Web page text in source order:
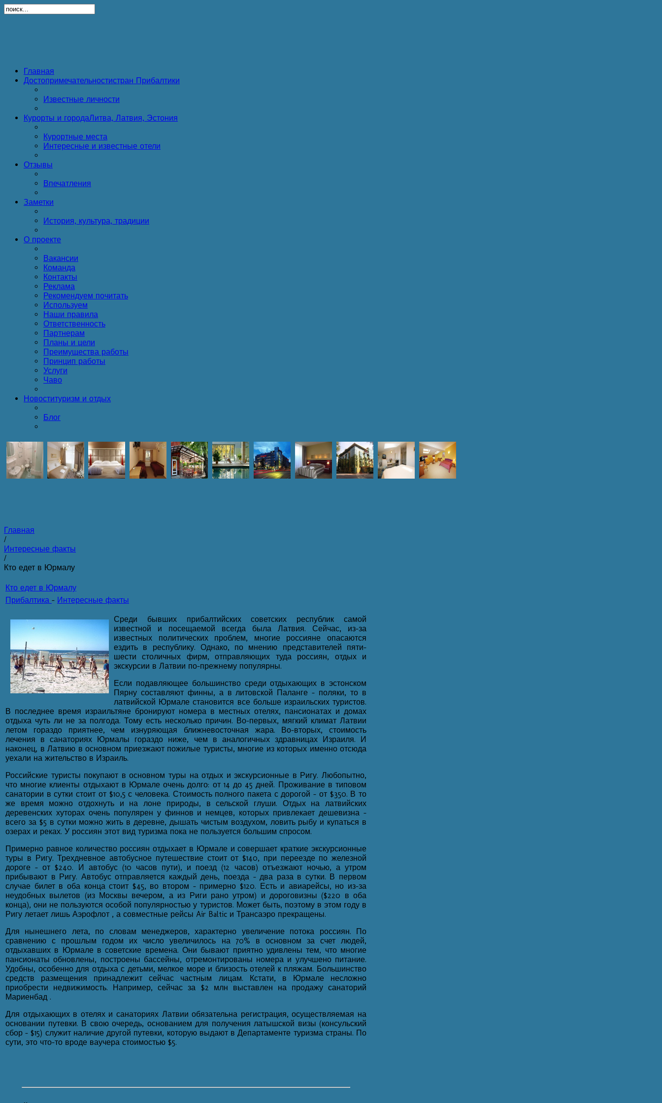
Главная
Достопримечательностистран Прибалтики
Известные личности
Курорты и городаЛитва, Латвия, Эстония
Курортные места
Интересные и известные отели
Отзывы
Впечатления
Заметки
История, культура, традиции
О проекте
Вакансии
Команда
Контакты
Реклама
Рекомендуем почитать
Используем
Наши правила
Ответственность
Партнерам
Планы и цели
Преимущества работы
Принцип работы
Услуги
Чаво
Новоституризм и отдых
Блог
Главная
/
Интересные факты
/
Кто едет в Юрмалу
Кто едет в Юрмалу
Прибалтика - Интересные факты
Среди бывших прибалтийских советских республик самой
известной и посещаемой всегда была Латвия. Сейчас, из-за
известных политических проблем, многие россияне опасаются
ездить в республику. Однако, по мнению представителей пяти-
шести столичных фирм, отправляющих туда россиян, отдых и
экскурсии в Латвии по-прежнему популярны.
Если подавляющее большинство среди отдыхающих в эстонском
Пярну составляют финны, а в литовской Паланге - поляки, то в
латвийской Юрмале становится все больше израильских туристов.
В последнее время израильтяне бронируют номера в местных отелях, пансионатах и домах
отдыха чуть ли не за полгода. Тому есть несколько причин. Во-первых, мягкий климат Латвии
летом гораздо приятнее, чем изнуряющая ближневосточная жара. Во-вторых, стоимость
лечения в санаториях Юрмалы гораздо ниже, чем в аналогичных здравницах Израиля. И
наконец, в Латвию в основном приезжают пожилые туристы, многие из которых именно отсюда
уехали на жительство в Израиль.
Российские туристы покупают в основном туры на отдых и экскурсионные в Ригу. Любопытно,
что многие клиенты отдыхают в Юрмале очень долго: от 14 до 45 дней. Проживание в типовом
санатории в сутки стоит от $10,5 с человека. Стоимость полного пакета с дорогой - от $350. В то
же время можно отдохнуть и на лоне природы, в сельской глуши. Отдых на латвийских
деревенских хуторах очень популярен у финнов и немцев, которых привлекает дешевизна -
всего за $5 в сутки можно жить в деревне, дышать чистым воздухом, ловить рыбу и купаться в
озерах и реках. У россиян этот вид туризма пока не пользуется большим спросом.
Примерно равное количество россиян отдыхает в Юрмале и совершает краткие экскурсионные
туры в Ригу. Трехдневное автобусное путешествие стоит от $140, при переезде по железной
дороге - от $240. И автобус (10 часов пути), и поезд (12 часов) отъезжают ночью, а утром
прибывают в Ригу. Автобус отправляется каждый день, поезда - два раза в сутки. В первом
случае билет в оба конца стоит $45, во втором - примерно $120. Есть и авиарейсы, но из-за
неудобных вылетов (из Москвы вечером, а из Риги рано утром) и дороговизны ($220 в оба
конца), они не пользуются особой популярностью у туристов. Может быть, поэтому в этом году в
Ригу летает лишь Аэрофлот , а совместные рейсы Air Baltic и Трансаэро прекращены.
Для нынешнего лета, по словам менеджеров, характерно увеличение потока россиян. По
сравнению с прошлым годом их число увеличилось на 70% в основном за счет людей,
отдыхавших в Юрмале в советские времена. Они бывают приятно удивлены тем, что многие
пансионаты обновлены, построены бассейны, отремонтированы номера и улучшено питание.
Удобны, особенно для отдыха с детьми, мелкое море и близость отелей к пляжам. Большинство
средств размещения принадлежит сейчас частным лицам. Кстати, в Юрмале несложно
приобрести недвижимость. Например, сейчас за $2 млн выставлен на продажу санаторий
Мариенбад .
Для отдыхающих в отелях и санаториях Латвии обязательна регистрация, осуществляемая на
основании путевки. В свою очередь, основанием для получения латышской визы (консульский
сбор - $15) служит наличие другой путевки, которую выдают в Департаменте туризма страны. По
сути, это что-то вроде ваучера стоимостью $5.